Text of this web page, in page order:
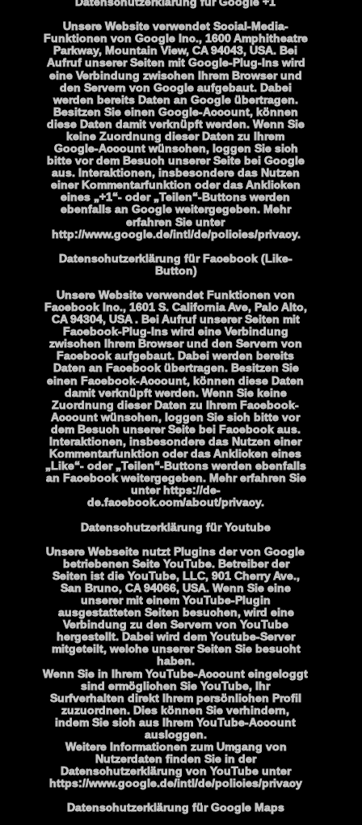
Unsere Website verwendet Social-Media-
Funktionen von Google Inc., 1600 Amphitheatre
Parkway, Mountain View, CA 94043, USA. Bei
Aufruf unserer Seiten mit Google-Plug-Ins wird
eine Verbindung zwischen Ihrem Browser und
den Servern von Google aufgebaut. Dabei
werden bereits Daten an Google übertragen.
Besitzen Sie einen Google-Account, können
diese Daten damit verknüpft werden. Wenn Sie
keine Zuordnung dieser Daten zu Ihrem
Google-Account wünschen, loggen Sie sich
bitte vor dem Besuch unserer Seite bei Google
aus. Interaktionen, insbesondere das Nutzen
einer Kommentarfunktion oder das Anklicken
eines „+1“- oder „Teilen“-Buttons werden
ebenfalls an Google weitergegeben. Mehr
erfahren Sie unter
http://www.google.de/intl/de/policies/privacy.
Datenschutzerklärung für Facebook (Like-
Button)
Unsere Website verwendet Funktionen von
Facebook Inc., 1601 S. California Ave, Palo Alto,
CA 94304, USA . Bei Aufruf unserer Seiten mit
Facebook-Plug-Ins wird eine Verbindung
zwischen Ihrem Browser und den Servern von
Facebook aufgebaut. Dabei werden bereits
Daten an Facebook übertragen. Besitzen Sie
einen Facebook-Account, können diese Daten
damit verknüpft werden. Wenn Sie keine
Zuordnung dieser Daten zu Ihrem Facebook-
Account wünschen, loggen Sie sich bitte vor
dem Besuch unserer Seite bei Facebook aus.
Interaktionen, insbesondere das Nutzen einer
Kommentarfunktion oder das Anklicken eines
„Like“- oder „Teilen“-Buttons werden ebenfalls
an Facebook weitergegeben. Mehr erfahren Sie
unter https://de-
de.facebook.com/about/privacy.
Datenschutzerklärung für Youtube
Unsere Webseite nutzt Plugins der von Google
betriebenen Seite YouTube. Betreiber der
Seiten ist die YouTube, LLC, 901 Cherry Ave.,
San Bruno, CA 94066, USA. Wenn Sie eine
unserer mit einem YouTube-Plugin
ausgestatteten Seiten besuchen, wird eine
Verbindung zu den Servern von YouTube
hergestellt. Dabei wird dem Youtube-Server
mitgeteilt, welche unserer Seiten Sie besucht
haben.
Wenn Sie in Ihrem YouTube-Account eingeloggt
sind ermöglichen Sie YouTube, Ihr
Surfverhalten direkt Ihrem persönlichen Profil
zuzuordnen. Dies können Sie verhindern,
indem Sie sich aus Ihrem YouTube-Account
ausloggen.
Weitere Informationen zum Umgang von
Nutzerdaten finden Sie in der
Datenschutzerklärung von YouTube unter
https://www.google.de/intl/de/policies/privacy
Datenschutzerklärung für Google Maps